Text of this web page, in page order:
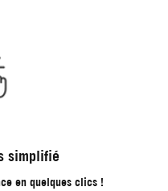
simplifié
en quelques clics !